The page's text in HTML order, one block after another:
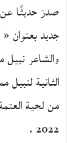
صدرَ حديثًا عن
جديد بعنوان
والشاعر
الثانية
من لحية
2022 .